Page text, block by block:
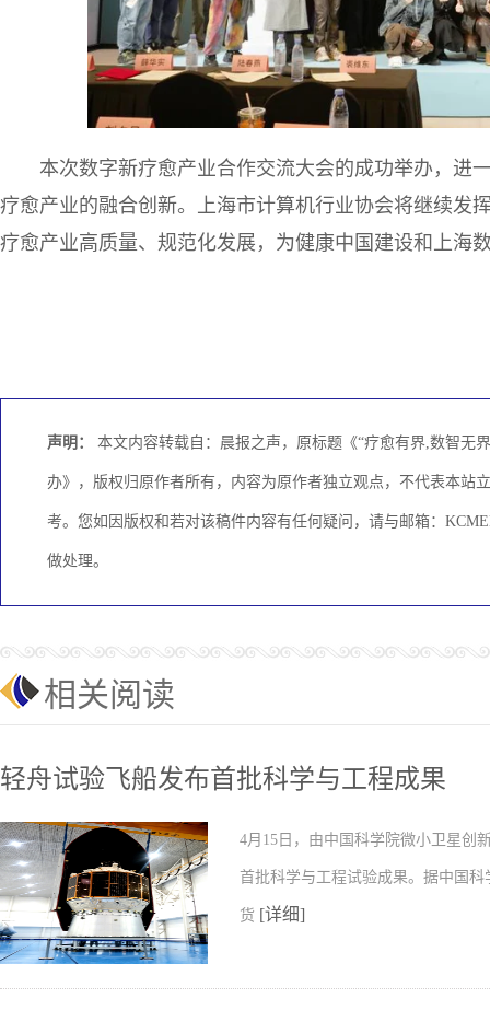
本次数字新疗愈产业合作交流大会的成功举办，进
疗愈产业的融合创新。上海市计算机行业协会将继续发
疗愈产业高质量、规范化发展，为健康中国建设和上海
声明： 本文内容转载自：晨报之声，原标题《“疗愈有界,数智无
办》，版权归原作者所有，内容为原作者独立观点，不代表本站
考。您如因版权和若对该稿件内容有任何疑问，请与邮箱：
做处理。
相关阅读
轻舟试验飞船发布首批科学与工程成果
4月15日，由中国科学院微小卫星创
首批科学与工程试验成果。据中国
货 [详细]